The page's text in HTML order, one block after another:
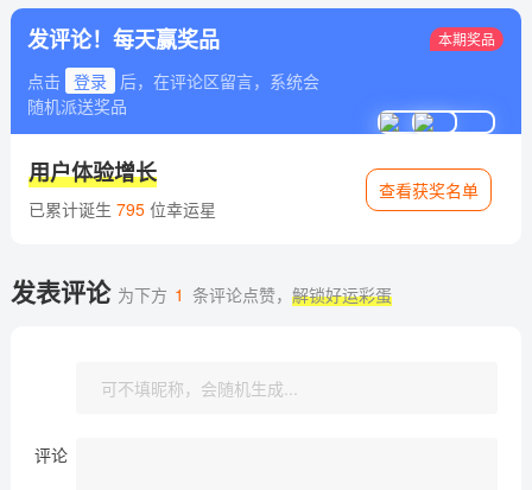
发评论！每天赢奖品
点击 登录
后，在评论区留言，系统会
随机派送奖品
本期奖品
用户体验增长
已累计诞生 795位幸运星
查看获奖名单
发表评论 为下方 1 条评论点赞，解锁好运彩蛋
评论